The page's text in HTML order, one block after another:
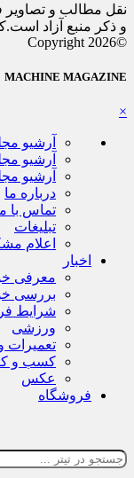
نقل مطالب و تصاویر
و ذکر منبع آزاد
©Copyright 2026
MACHINE MAGAZINE
×
آرشیو
آرشیو
آرشیو
درباره ما
تماس با
تبلیغات
اعلام
اخبار
معرفی
بررسی
شرایط
ورزشی
تعمیرات
کسب و
عکس
فروشگاه